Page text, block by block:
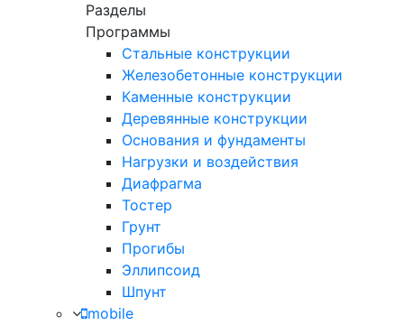
Разделы
Программы
Стальные конструкции
Железобетонные конструкции
Каменные конструкции
Деревянные конструкции
Основания и фундаменты
Нагрузки и воздействия
Диафрагма
Тостер
Грунт
Прогибы
Эллипсоид
Шпунт
mobile